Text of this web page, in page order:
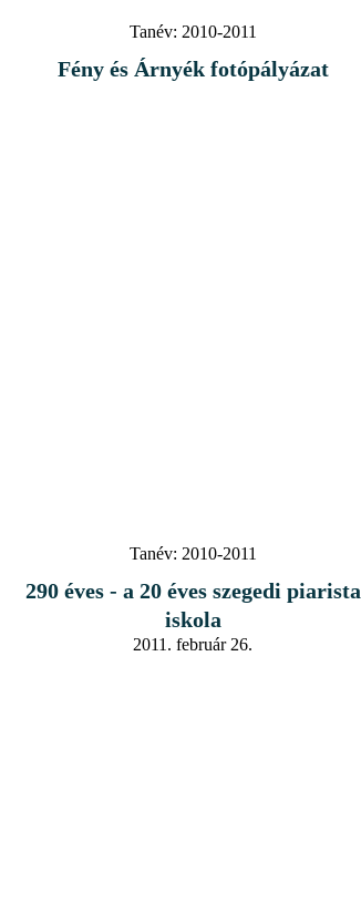
Tanév: 2010-2011
Fény és Árnyék fotópályázat
Tanév: 2010-2011
290 éves - a 20 éves szegedi piarista
iskola
2011. február 26.